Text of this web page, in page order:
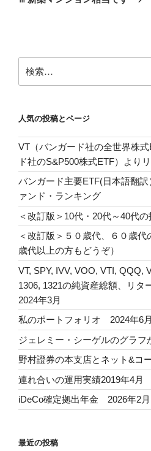
索:
人気の投稿とページ
VT（バンガード社の全世界株
ド社のS&P500株式ETF）より
バンガード主要ETF(日本語翻
ァンド・ランキング
＜改訂版＞10代・20代～40代の
＜改訂版＞５０歳代、６０歳代
歳代以上の方もどうぞ）
VT, SPY, IVV, VOO, VTI, QQQ,
1306, 1321の純資産総額、リ
2024年3月
私のポートフォリオ 2024年6月
ジェレミー・シーゲルのグラフ
野村證券の本支店とネット&コ
連れ合いの運用実績2019年4月
iDeCo確定拠出年金 2026年2月
最近の投稿